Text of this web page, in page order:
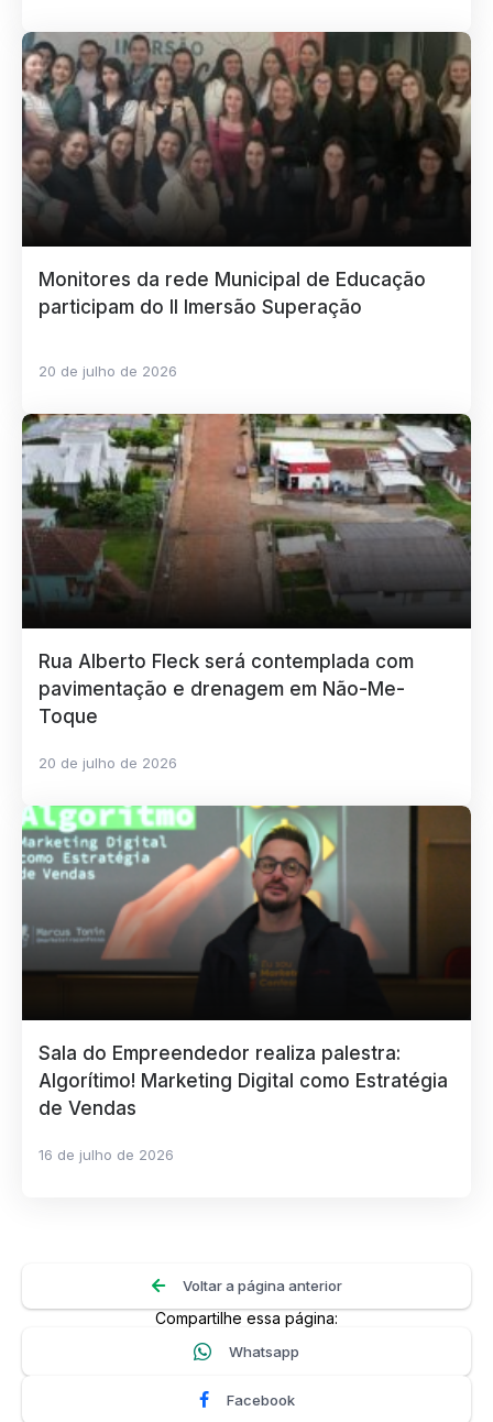
Monitores da rede Municipal de Educação
participam do II Imersão Superação
20 de julho de 2026
Rua Alberto Fleck será contemplada com
pavimentação e drenagem em Não-Me-
Toque
20 de julho de 2026
Sala do Empreendedor realiza palestra:
Algorítimo! Marketing Digital como Estratégia
de Vendas
16 de julho de 2026
Voltar a página anterior
Compartilhe essa página:
Whatsapp
Facebook